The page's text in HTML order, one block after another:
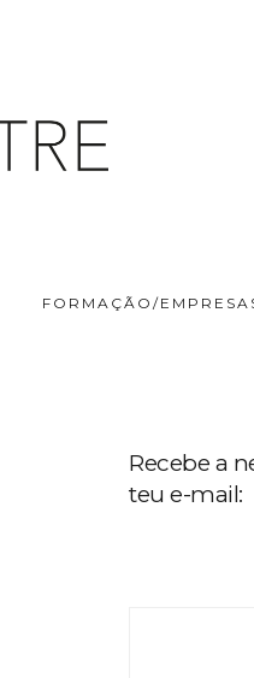
FORMAÇÃO/
Recebe a
teu e-mail: